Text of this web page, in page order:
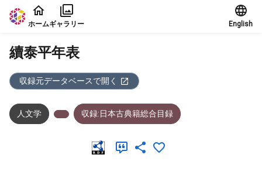
本文に飛ぶ
ホームギャラリー English
續泰平年表
収録元データベースで開く
人文学 収録:日本古典籍総合目録